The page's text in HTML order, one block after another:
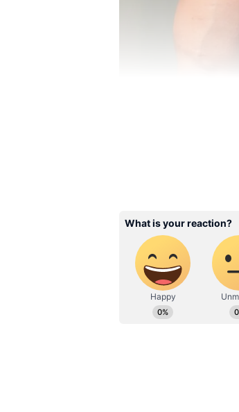
Image Credit : Social Media
ন্যাড়া মাথা
‘লগান’ ছবির ২৫